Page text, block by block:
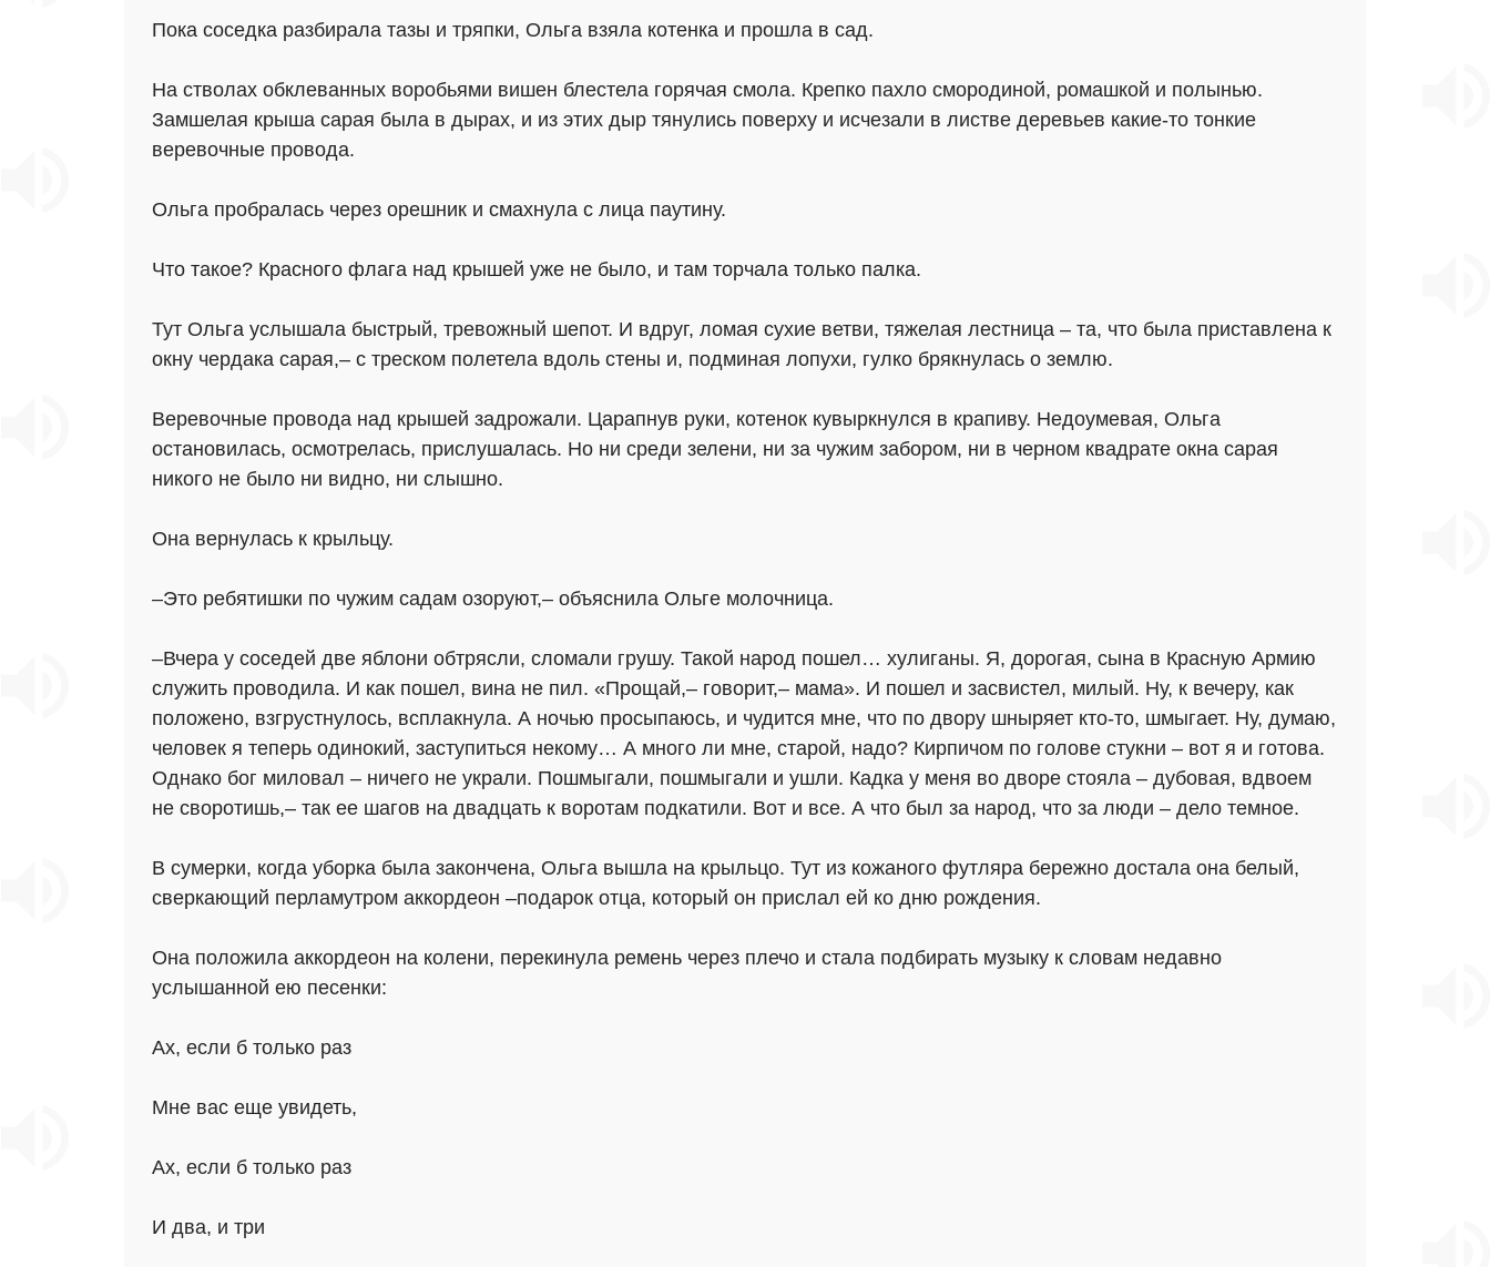
Пока соседка разбирала тазы и тряпки, Ольга взяла котенка и прошла в сад.
На стволах обклеванных воробьями вишен блестела горячая смола. Крепко пахло смородиной, ромашкой и полынью.
Замшелая крыша сарая была в дырах, и из этих дыр тянулись поверху и исчезали в листве деревьев какие-то тонкие
веревочные провода.
Ольга пробралась через орешник и смахнула с лица паутину.
Что такое? Красного флага над крышей уже не было, и там торчала только палка.
Тут Ольга услышала быстрый, тревожный шепот. И вдруг, ломая сухие ветви, тяжелая лестница – та, что была приставлена к
окну чердака сарая,– с треском полетела вдоль стены и, подминая лопухи, гулко брякнулась о землю.
Веревочные провода над крышей задрожали. Царапнув руки, котенок кувыркнулся в крапиву. Недоумевая, Ольга
остановилась, осмотрелась, прислушалась. Но ни среди зелени, ни за чужим забором, ни в черном квадрате окна сарая
никого не было ни видно, ни слышно.
Она вернулась к крыльцу.
–Это ребятишки по чужим садам озоруют,– объяснила Ольге молочница.
–Вчера у соседей две яблони обтрясли, сломали грушу. Такой народ пошел… хулиганы. Я, дорогая, сына в Красную Армию
служить проводила. И как пошел, вина не пил. «Прощай,– говорит,– мама». И пошел и засвистел, милый. Ну, к вечеру, как
положено, взгрустнулось, всплакнула. А ночью просыпаюсь, и чудится мне, что по двору шныряет кто-то, шмыгает. Ну, думаю,
человек я теперь одинокий, заступиться некому… А много ли мне, старой, надо? Кирпичом по голове стукни – вот я и готова.
Однако бог миловал – ничего не украли. Пошмыгали, пошмыгали и ушли. Кадка у меня во дворе стояла – дубовая, вдвоем
не своротишь,– так ее шагов на двадцать к воротам подкатили. Вот и все. А что был за народ, что за люди – дело темное.
В сумерки, когда уборка была закончена, Ольга вышла на крыльцо. Тут из кожаного футляра бережно достала она белый,
сверкающий перламутром аккордеон –подарок отца, который он прислал ей ко дню рождения.
Она положила аккордеон на колени, перекинула ремень через плечо и стала подбирать музыку к словам недавно
услышанной ею песенки:
Ах, если б только раз
Мне вас еще увидеть,
Ах, если б только раз
И два, и три